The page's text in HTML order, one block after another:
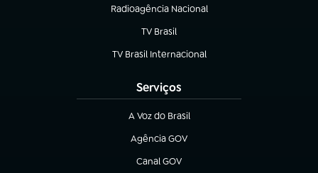
Radioagência Nacional
(abre em nova aba)
TV Brasil
(abre em nova aba)
TV Brasil Internacional
(abre em nova aba)
Serviços
A Voz do Brasil
(abre em nova aba)
Agência GOV
(abre em nova aba)
Canal GOV
(abre em nova aba)